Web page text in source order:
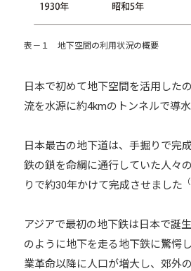
表－１ 地下空間の利用状況の概要
日本で初めて地下空間を活用した
流を水源に約4kmのトンネルで導
日本最古の地下道は、手掘りで完
鉄の鎖を命綱に通行していた人々
りで約30年かけて完成させました
アジアで最初の地下鉄は日本で誕
のように地下を走る地下鉄に驚愕
業革命以降に人口が増大し、郊外